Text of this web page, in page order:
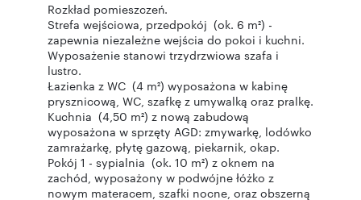
Rozkład pomieszczeń.
Strefa wejściowa, przedpokój (ok. 6 m²) -
zapewnia niezależne wejścia do pokoi i kuchni.
Wyposażenie stanowi trzydrzwiowa szafa i
lustro.
Łazienka z WC (4 m²) wyposażona w kabinę
prysznicową, WC, szafkę z umywalką oraz pralkę.
Kuchnia (4,50 m²) z nową zabudową
wyposażona w sprzęty AGD: zmywarkę, lodówko
zamrażarkę, płytę gazową, piekarnik, okap.
Pokój 1 - sypialnia (ok. 10 m²) z oknem na
zachód, wyposażony w podwójne łóżko z
nowym materacem, szafki nocne, oraz obszerną